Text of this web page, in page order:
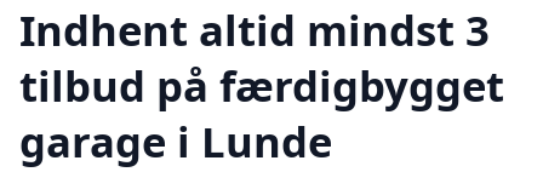
Indhent altid mindst 3
tilbud på færdigbygget
garage i Lunde